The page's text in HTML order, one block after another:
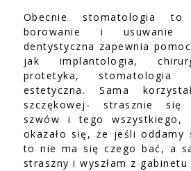
Obecnie stomatologia
borowanie i usuwanie
dentystyczna zapewnia
jak implantologia,
protetyka, stomatologia
estetyczna. Sama
szczękowej- strasznie się
szwów i tego wszystkiego,
okazało się, że jeśli oddamy
to nie ma się czego bać, a
straszny i wyszłam z